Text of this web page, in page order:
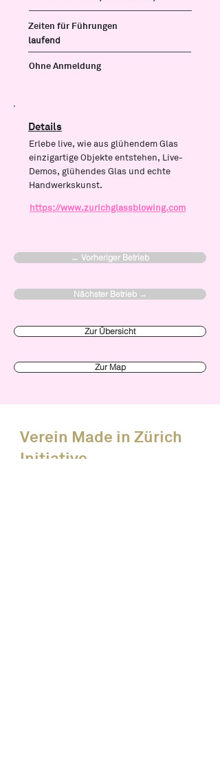
Zeiten für Führungen
laufend
Ohne Anmeldung
Details
Erlebe live, wie aus glühendem Glas
einzigartige Objekte entstehen, Live-
Demos, glühendes Glas und echte
Handwerkskunst.
https://www.zurichglassblowing.com
← Vorheriger Betrieb
Nächster Betrieb →
Zur Übersicht
Zur Map
Verein Made in Zürich
Initiative